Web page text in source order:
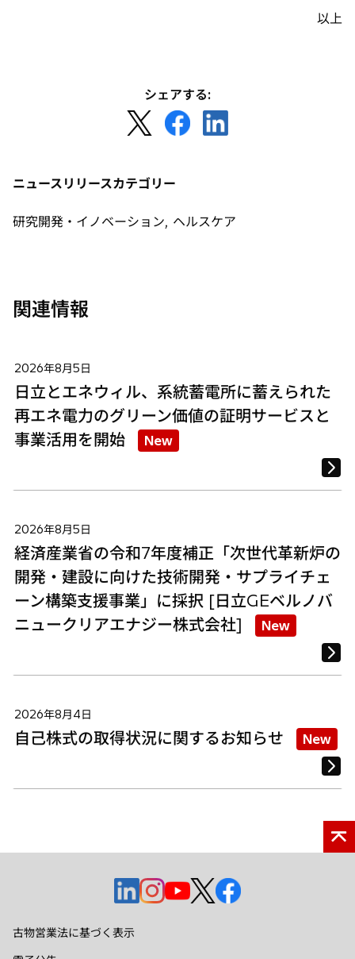
以上
シェアする:
し
タ
で
新
で
し
で
ニュースリリースカテゴリー
研究開発・イノベーション, ヘルスケア
関連情報
2026年8月5日
日立とエネウィル、系統蓄電所に蓄えられた
再エネ電力のグリーン価値の証明サービスと
事業活用を開始
New
2026年8月5日
経済産業省の令和7年度補正「次世代革新炉の
開発・建設に向けた技術開発・サプライチェ
ーン構築支援事業」に採択 [日立GEベルノバ
ニュークリアエナジー株式会社]
New
2026年8月4日
自己株式の取得状況に関するお知らせ New
新
し
新
し
新
し
新
し
新
古物営業法に基づく表示